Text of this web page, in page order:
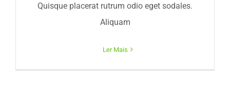
Quisque placerat rutrum odio eget sodales.
Aliquam
Ler Mais